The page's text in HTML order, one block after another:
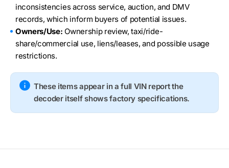
inconsistencies across service, auction, and DMV
records, which inform buyers of potential issues.
Owners/Use: Ownership review, taxi/ride-
share/commercial use, liens/leases, and possible usage
restrictions.
These items appear in a full VIN report the
decoder itself shows factory specifications.